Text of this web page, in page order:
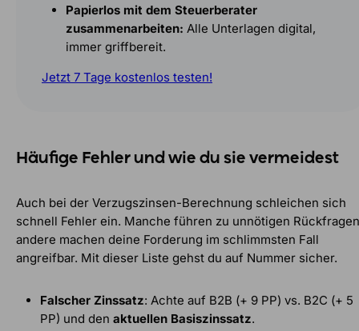
Papierlos mit dem Steuerberater
zusammenarbeiten: Alle Unterlagen digital,
immer griffbereit.
Jetzt 7 Tage kostenlos testen!
Häufige Fehler und wie du sie vermeidest
Auch bei der Verzugszinsen-Berechnung schleichen sich
schnell Fehler ein. Manche führen zu unnötigen
andere machen deine Forderung im schlimmsten Fall
angreifbar. Mit dieser Liste gehst du auf Nummer sicher.
Falscher Zinssatz: Achte auf B2B (+ 9 PP) vs. B2C (+ 5
PP) und den aktuellen Basiszinssatz.